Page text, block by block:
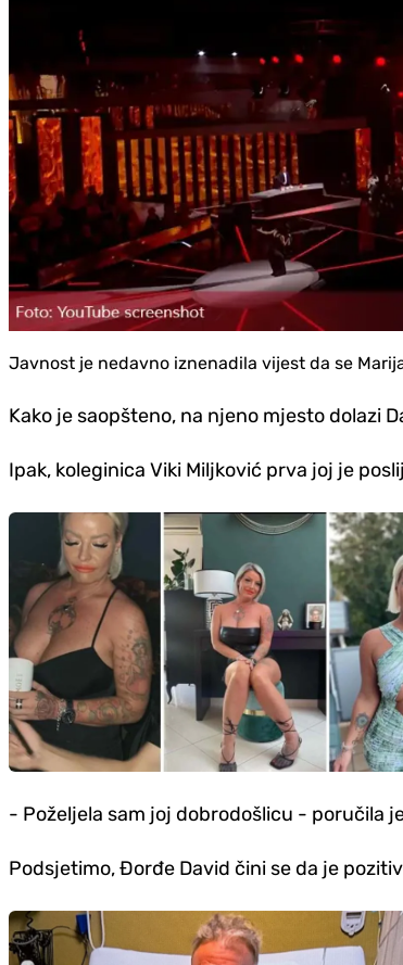
Javnost je nedavno iznenadila vijest da se
Kako je saopšteno, na njeno mjesto dolazi
Ipak, koleginica Viki Miljković prva joj je
- Poželjela sam joj dobrodošlicu - poručila
Podsjetimo, Đorđe David čini se da je